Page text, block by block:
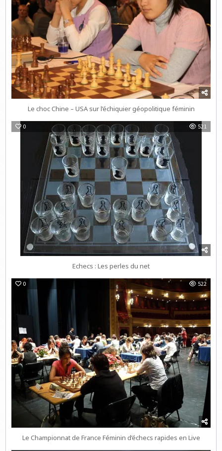
Le choc Chine – USA sur l’échiquier géopolitique féminin
0 521
Echecs : Les perles du net
0 522
Le Championnat de France Féminin d’échecs rapides en Live